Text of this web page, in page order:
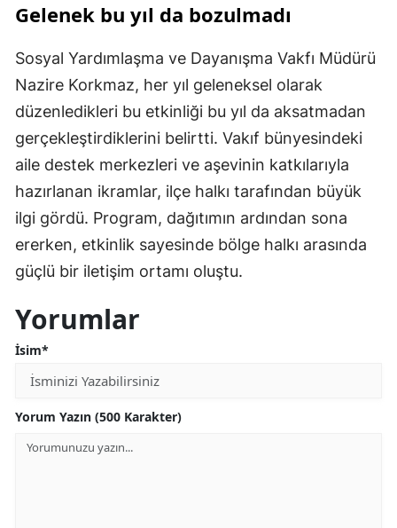
Gelenek bu yıl da bozulmadı
Sosyal Yardımlaşma ve Dayanışma Vakfı Müdürü
Nazire Korkmaz, her yıl geleneksel olarak
düzenledikleri bu etkinliği bu yıl da aksatmadan
gerçekleştirdiklerini belirtti. Vakıf bünyesindeki
aile destek merkezleri ve aşevinin katkılarıyla
hazırlanan ikramlar, ilçe halkı tarafından büyük
ilgi gördü. Program, dağıtımın ardından sona
ererken, etkinlik sayesinde bölge halkı arasında
güçlü bir iletişim ortamı oluştu.
Yorumlar
İsim*
Yorum Yazın (500 Karakter)